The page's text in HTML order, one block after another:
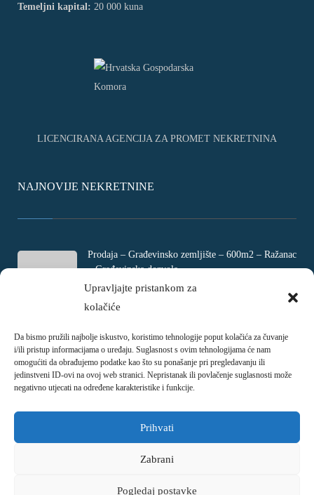
Upravljajte pristankom za
kolačiće
Da bismo pružili najbolje iskustvo, koristimo tehnologije poput kolačića za čuvanje
i/ili pristup informacijama o uređaju. Suglasnost s ovim tehnologijama će nam
omogućiti da obrađujemo podatke kao što su ponašanje pri pregledavanju ili
jedinstveni ID-ovi na ovoj web stranici. Nepristanak ili povlačenje suglasnosti može
negativno utjecati na određene karakteristike i funkcije.
Prihvati
Zabrani
Pogledaj postavke
Temeljni kapital: 20 000 kuna
LICENCIRANA AGENCIJA ZA PROMET NEKRETNINA
NAJNOVIJE NEKRETNINE
Prodaja – Građevinsko zemljište – 600m2 – Ražanac
– Građevinska dozvola
Rtina, Croatia
€ 180.000
Prodaja – Četverosobni stan – Jadranovo –
Crikvenica – 73m2
Ulica Ivani, Jadranovo, Croatia